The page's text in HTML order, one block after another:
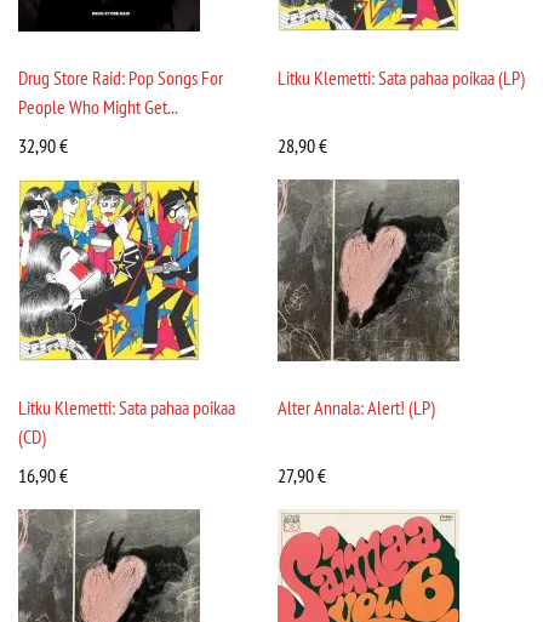
Drug Store Raid: Pop Songs For
People Who Might Get...
32,90€
Litku Klemetti: Sata pahaa poikaa (LP)
28,90€
Litku Klemetti: Sata pahaa poikaa
(CD)
16,90€
Alter Annala: Alert! (LP)
27,90€